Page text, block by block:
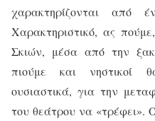
χαρακτηρίζονται από
Χαρακτηριστικό, ας
Σκιών, μέσα από την
πιούμε και νηστικοί
ουσιαστικά, για την
του θεάτρου να «τρέφει».